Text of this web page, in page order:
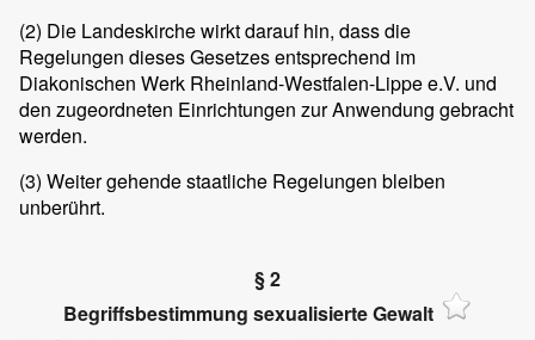
(2) Die Landeskirche wirkt darauf hin, dass die
Regelungen dieses Gesetzes entsprechend im
Diakonischen Werk Rheinland-Westfalen-Lippe e.V. und
den zugeordneten Einrichtungen zur Anwendung gebracht
werden.
(3) Weiter gehende staatliche Regelungen bleiben
unberührt.
§ 2
Begriffsbestimmung sexualisierte Gewalt